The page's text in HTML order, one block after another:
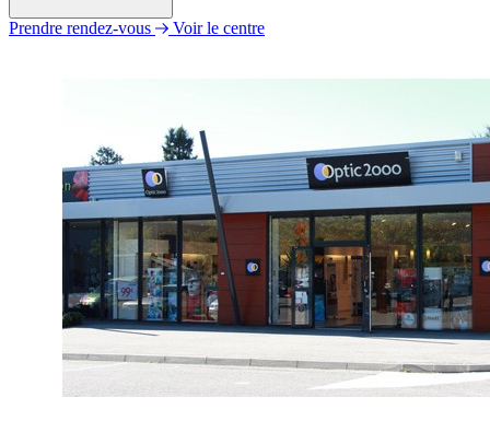
09h00 - 12h00
14h00 - 19h00
09h00 - 12h00
14h00 - 19h00
09h00 - 12h00
14h00 - 19h00
09h00 - 18h00
Dimanche
Prendre rendez-vous Voir le centre